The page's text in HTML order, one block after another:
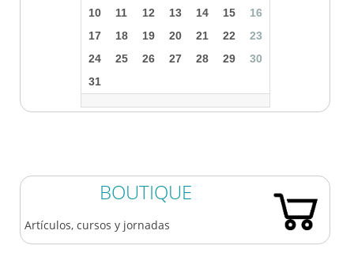
10 11 12 13 14 15
16
17
18 19 20 21 22
23
24
25 26 27 28 29
30
31
BOUTIQUE
Artículos, cursos y jornadas